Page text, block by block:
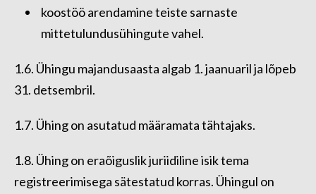
koostöö arendamine teiste sarnaste
mittetulundusühingute vahel.
1.6. Ühingu majandusaasta algab 1. jaanuaril ja lõpeb
31. detsembril.
1.7. Ühing on asutatud määramata tähtajaks.
1.8. Ühing on eraõiguslik juriidiline isik tema
registreerimisega sätestatud korras. Ühingul on